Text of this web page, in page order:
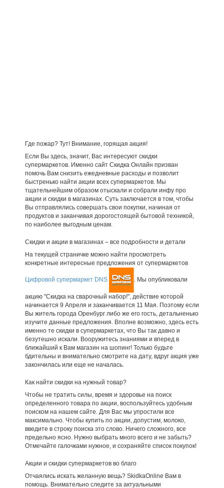
Где пожар? Тут! Внимание, горящая акция!
Если Вы здесь, значит, Вас интересуют скидки
супермаркетов. Именно сайт Скидка Онлайн призван
помочь Вам снизить ежедневные расходы и позволит
быстренько найти акции всех супермаркетов. Мы
тщательнейшим образом отыскали и собрали инфу про
акции и скидки в магазинах. Суть заключается в том, чтобы
Вы отправлялись совершать свои покупки, начиная от
продуктов и заканчивая дорогостоящей бытовой техникой,
по наиболее выгодным ценам.
Скидки и акции в магазинах – все подробности и детали
На текущей страничке можно найти просмотреть
конкретные интересные предложения от супермаркетов
Цифровой супермаркет DNS . Мы опубликовали
акцию "Скидка на сварочный набор!", действие которой
начинается 9 Апреля и заканчивается 11 Мая. Поэтому если
Вы житель города Оренбург либо же его гость, детальненько
изучите данные предложения. Вполне возможно, здесь есть
именно те скидки в супермаркетах, что Вы так давно и
безутешно искали. Вооружитесь знаниями и вперед в
ближайший к Вам магазин на шопинг! Только будьте
бдительны и внимательно смотрите на дату, вдруг акция уже
закончилась или еще не началась.
Как найти скидки на нужный товар?
Чтобы не тратить силы, время и здоровье на поиск
определенного товара по акции, воспользуйтесь удобным
поиском на нашем сайте. Для Вас мы упростили все
максимально. Чтобы купить по акции, допустим, молоко,
введите в строку поиска это слово. Ничего сложного, все
предельно ясно. Нужно выбрать много всего и не забыть?
Отмечайте галочками нужное, и сохраняйте список покупок!
Акции и скидки супермаркетов во благо
Отчаялись искать желанную вещь? SkidkaOnline Вам в
помощь. Внимательно следите за актуальными